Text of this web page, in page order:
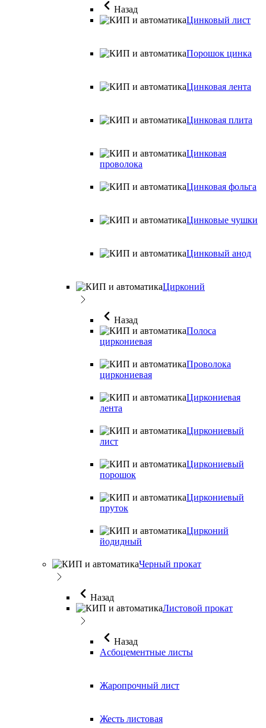
Назад
Цинковый лист
Порошок цинка
Цинковая лента
Цинковая плита
Цинковая
проволока
Цинковая фольга
Цинковые чушки
Цинковый анод
Цирконий
Назад
Полоса
циркониевая
Проволока
циркониевая
Циркониевая
лента
Циркониевый
лист
Циркониевый
порошок
Циркониевый
пруток
Цирконий
йодидный
Черный прокат
Назад
Листовой прокат
Назад
Асбоцементные листы
Жаропрочный лист
Жесть листовая